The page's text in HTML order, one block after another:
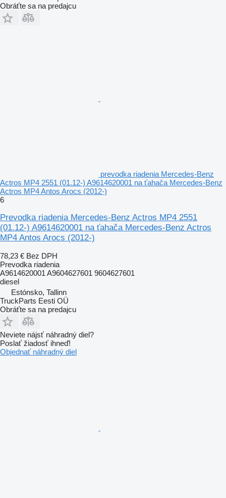
Obráťte sa na predajcu
prevodka riadenia Mercedes-Benz
Actros MP4 2551 (01.12-) A9614620001 na ťahača Mercedes-Benz
Actros MP4 Antos Arocs (2012-)
6
Prevodka riadenia Mercedes-Benz Actros MP4 2551
(01.12-) A9614620001 na ťahača Mercedes-Benz Actros
MP4 Antos Arocs (2012-)
78,23 € Bez DPH
Prevodka riadenia
A9614620001 A9604627601 9604627601
diesel
Estónsko, Tallinn
TruckParts Eesti OÜ
Obráťte sa na predajcu
Neviete nájsť náhradný diel?
Poslať žiadosť ihneď!
Objednať náhradný diel